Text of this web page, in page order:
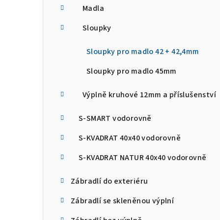
Madla
Sloupky
Sloupky pro madlo 42 + 42,4mm
Sloupky pro madlo 45mm
Výplně kruhové 12mm a příslušenství
S-SMART vodorovně
S-KVADRAT 40x40 vodorovně
S-KVADRAT NATUR 40x40 vodorovně
Zábradlí do exteriéru
Zábradlí se skleněnou výplní